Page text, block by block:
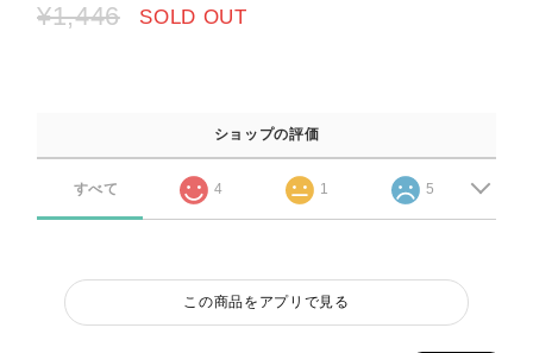
¥1,446 SOLD OUT
ショップの評価
すべて 4 1 5
この商品をアプリで見る